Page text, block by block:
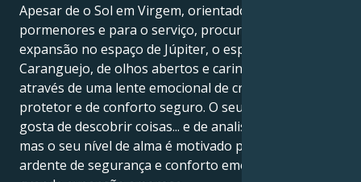
Apesar de o Sol em Virgem, orientado para os
pormenores e para o serviço, procurar a sorte e a
expansão no espaço de Júpiter, o espaço de
Caranguejo, de olhos abertos e carinhoso, entra
através de uma lente emocional de crescimento
protetor e de conforto seguro. O seu ser exterior
gosta de descobrir coisas... e de analisar em excesso,
mas o seu nível de alma é motivado por um desejo
ardente de segurança e conforto emocional e de uma